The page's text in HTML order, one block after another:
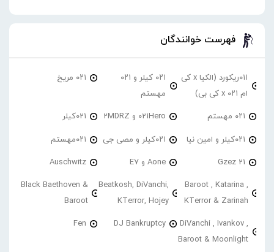
فهرست خوانندگان
۰۱۱ریکورد (الکیا x کی
ام ۰۲۱ x کی بی)
۰۲۱ کیلر و ۰۲۱
مهستم
۰۲۱ مریخ
۰۲۱ مهستم 021Hero و 2MDRZ 021کیلر
۰۲۱کیلر و امین نیا ۰۲۱کیلر و مصی جی ۰۲۱مهستم
21 Gzez Aone و E7 Auschwitz
Baroot , Katarina ,
KTerror & Zarinah
Beatkosh, DiVanchi,
KTerror, Hojey
Black Baethoven &
Baroot
DiVanchi , Ivankov ,
Baroot & Moonlight
DJ Bankruptcy
Fen